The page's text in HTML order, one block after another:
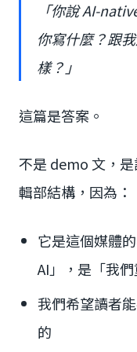
「你說 AI-
你寫什麼？跟
樣？」
這篇是答案。
不是 demo 文，
輯部結構，因為：
它是這個媒體
AI」，是「我
我們希望讀者
的